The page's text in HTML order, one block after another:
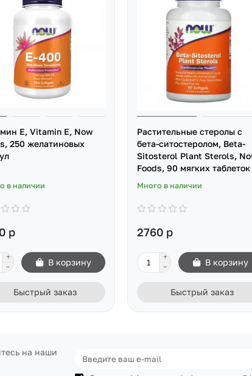
Е, Vitamin E, Now
250 желатиновых
в наличии
р
В корзину
Быстрый заказ
Растительные стеролы с
бета-ситостеролом, Beta-
Sitosterol Plant Sterols,
Foods, 90 мягких таблеток
Много в наличии
2760 р
В корзину
Быстрый заказ
на наши